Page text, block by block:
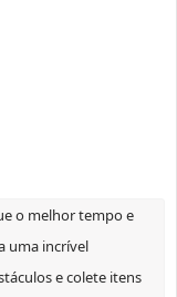
o melhor tempo e
uma incrível
e colete itens